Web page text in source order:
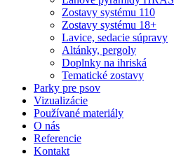
Zostavy systému 110
Zostavy systému 18+
Lavice, sedacie súpravy
Altánky, pergoly
Doplnky na ihriská
Tematické zostavy
Parky pre psov
Vizualizácie
Používané materiály
O nás
Referencie
Kontakt